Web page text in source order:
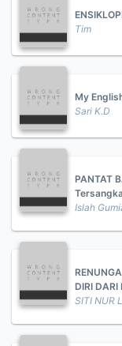
Tim
My
Sari K.D
PANTAT
Tersangka
Islah
DIRI DARI
SITI NUR